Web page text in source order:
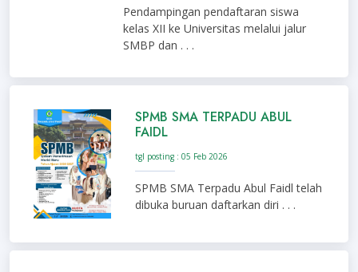
Pendampingan pendaftaran siswa
kelas XII ke Universitas melalui jalur
SMBP dan . . .
SPMB SMA TERPADU ABUL
FAIDL
tgl posting : 05 Feb 2026
SPMB SMA Terpadu Abul Faidl telah
dibuka buruan daftarkan diri . . .